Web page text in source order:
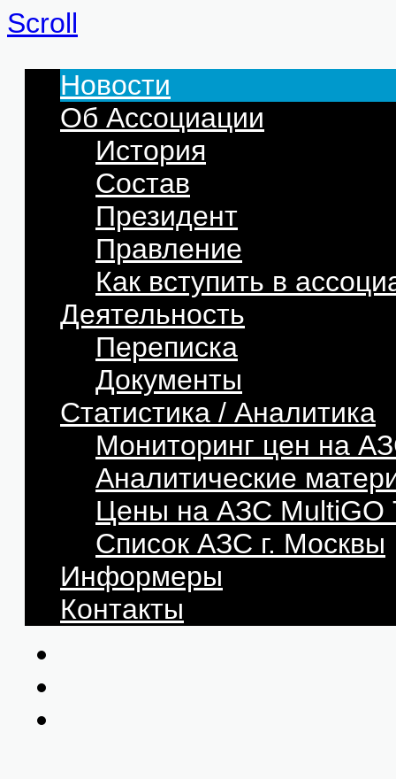
Scroll
Новости
Об Ассоциации
История
Состав
Президент
Правление
Как вступить в
Деятельность
Переписка
Документы
Статистика / Аналитика
Мониторинг цен на
Аналитические
Цены на АЗС
Список АЗС г. Москвы
Информеры
Контакты